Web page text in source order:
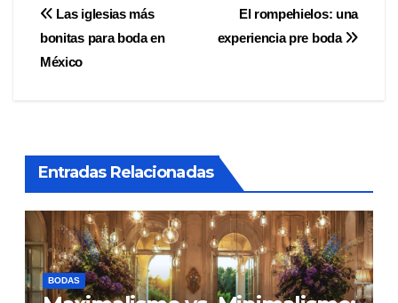
Navegación
de
El rompehielos: una
experiencia pre boda
Las iglesias más
bonitas para boda en
México
Entradas Relacionadas
BODAS